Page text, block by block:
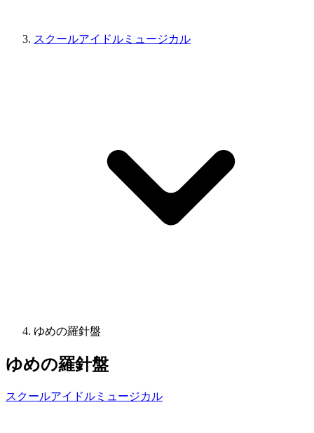
スクールアイドルミュージカル
ゆめの羅針盤
ゆめの羅針盤
スクールアイドルミュージカル